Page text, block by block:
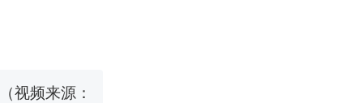
了人生
视频来源：